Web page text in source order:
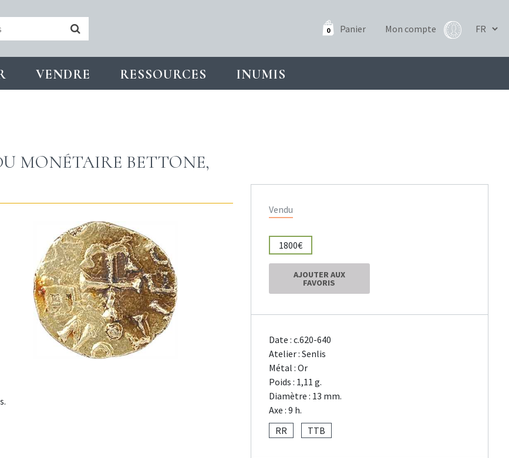
0 Panier Mon compte
VENDRE RESSOURCES INUMIS
MONÉTAIRE BETTONE,
Vendu
1800€
AJOUTER AUX
FAVORIS
Date : c.620-640
Atelier : Senlis
Métal : Or
Poids : 1,11 g.
Diamètre : 13 mm.
Axe : 9 h.
RR
TTB